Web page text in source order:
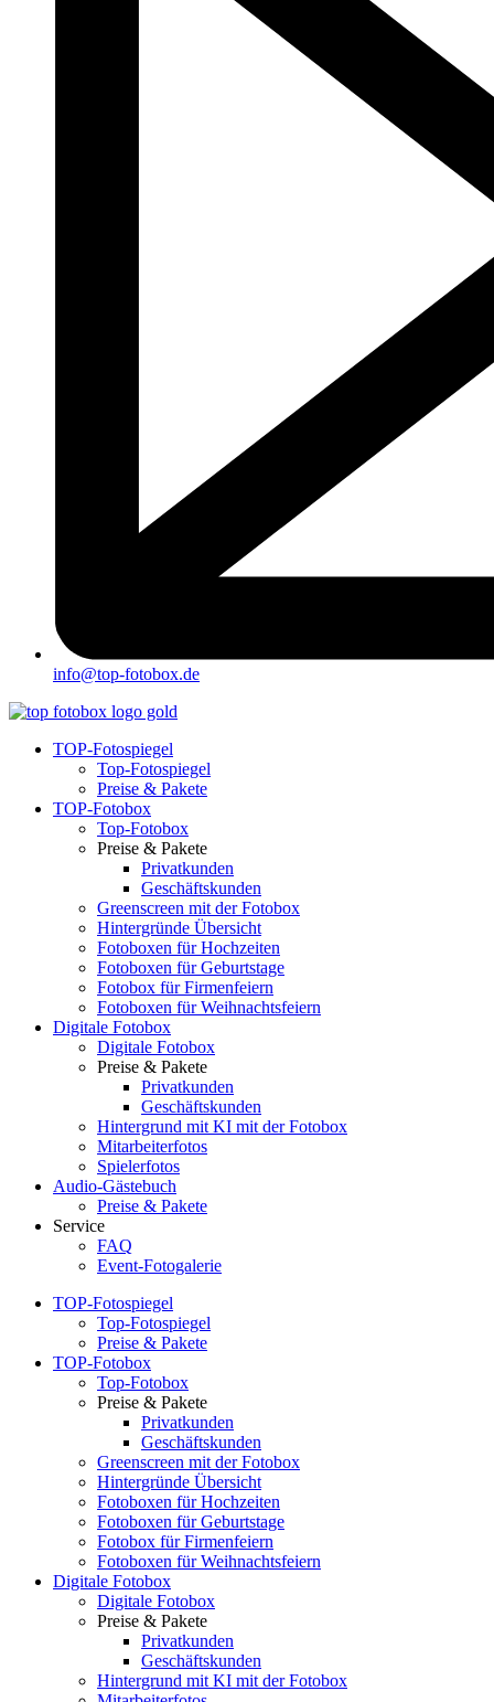
info@top-fotobox.de
TOP-Fotospiegel
Top-Fotospiegel
Preise & Pakete
TOP-Fotobox
Top-Fotobox
Preise & Pakete
Privatkunden
Geschäftskunden
Greenscreen mit der Fotobox
Hintergründe Übersicht
Fotoboxen für Hochzeiten
Fotoboxen für Geburtstage
Fotobox für Firmenfeiern
Fotoboxen für Weihnachtsfeiern
Digitale Fotobox
Digitale Fotobox
Preise & Pakete
Privatkunden
Geschäftskunden
Hintergrund mit KI mit der Fotobox
Mitarbeiterfotos
Spielerfotos
Audio-Gästebuch
Preise & Pakete
Service
FAQ
Event-Fotogalerie
TOP-Fotospiegel
Top-Fotospiegel
Preise & Pakete
TOP-Fotobox
Top-Fotobox
Preise & Pakete
Privatkunden
Geschäftskunden
Greenscreen mit der Fotobox
Hintergründe Übersicht
Fotoboxen für Hochzeiten
Fotoboxen für Geburtstage
Fotobox für Firmenfeiern
Fotoboxen für Weihnachtsfeiern
Digitale Fotobox
Digitale Fotobox
Preise & Pakete
Privatkunden
Geschäftskunden
Hintergrund mit KI mit der Fotobox